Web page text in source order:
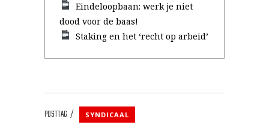
Eindeloopbaan: werk je niet
dood voor de baas!
Staking en het ‘recht op arbeid’
POSTTAG SYNDICAAL